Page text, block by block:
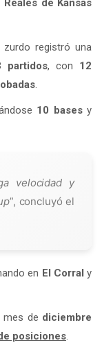
Reales de Kansas
registró una
partidos, con 12
.
10 basesy
velocidad y
”, concluyó el
en El Corral y
mes de diciembre
posiciones.